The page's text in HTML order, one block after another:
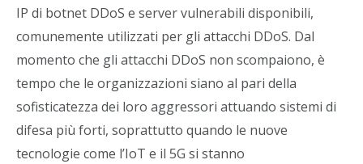
IP di botnet DDoS e server vulnerabili disponibili,
comunemente utilizzati per gli attacchi DDoS. Dal
momento che gli attacchi DDoS non scompaiono, è
tempo che le organizzazioni siano al pari della
sofisticatezza dei loro aggressori attuando sistemi di
difesa più forti, soprattutto quando le nuove
tecnologie come l’IoT e il 5G si stanno